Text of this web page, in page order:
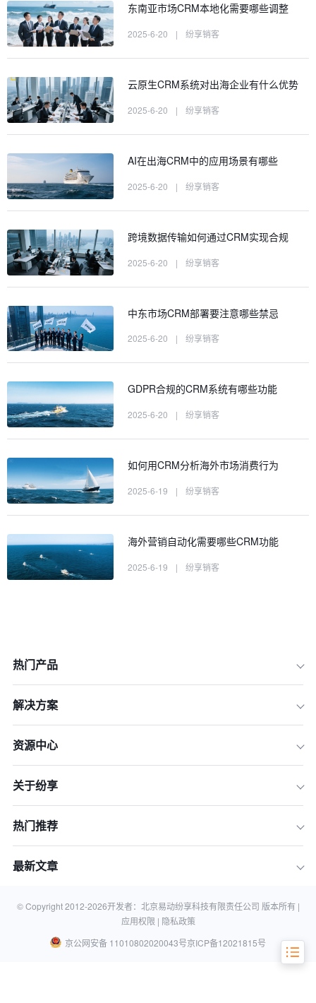
三、优化产品与服务策略
七、常见问题解答
东南亚市场CRM本地化需要哪些调整
2025-6-20 | 纷享销客
云原生CRM系统对出海企业有什么优势
2025-6-20 | 纷享销客
AI在出海CRM中的应用场景有哪些
2025-6-20 | 纷享销客
跨境数据传输如何通过CRM实现合规
2025-6-20 | 纷享销客
中东市场CRM部署要注意哪些禁忌
2025-6-20 | 纷享销客
GDPR合规的CRM系统有哪些功能
2025-6-20 | 纷享销客
如何用CRM分析海外市场消费行为
2025-6-19 | 纷享销客
海外营销自动化需要哪些CRM功能
2025-6-19 | 纷享销客
热门产品
解决方案
资源中心
关于纷享
热门推荐
最新文章
© Copyright 2012-2026开发者：北京易动纷享科技有限责任公司 版本所有 |
应用权限 | 隐私政策
京公网安备 11010802020043号京ICP备12021815号